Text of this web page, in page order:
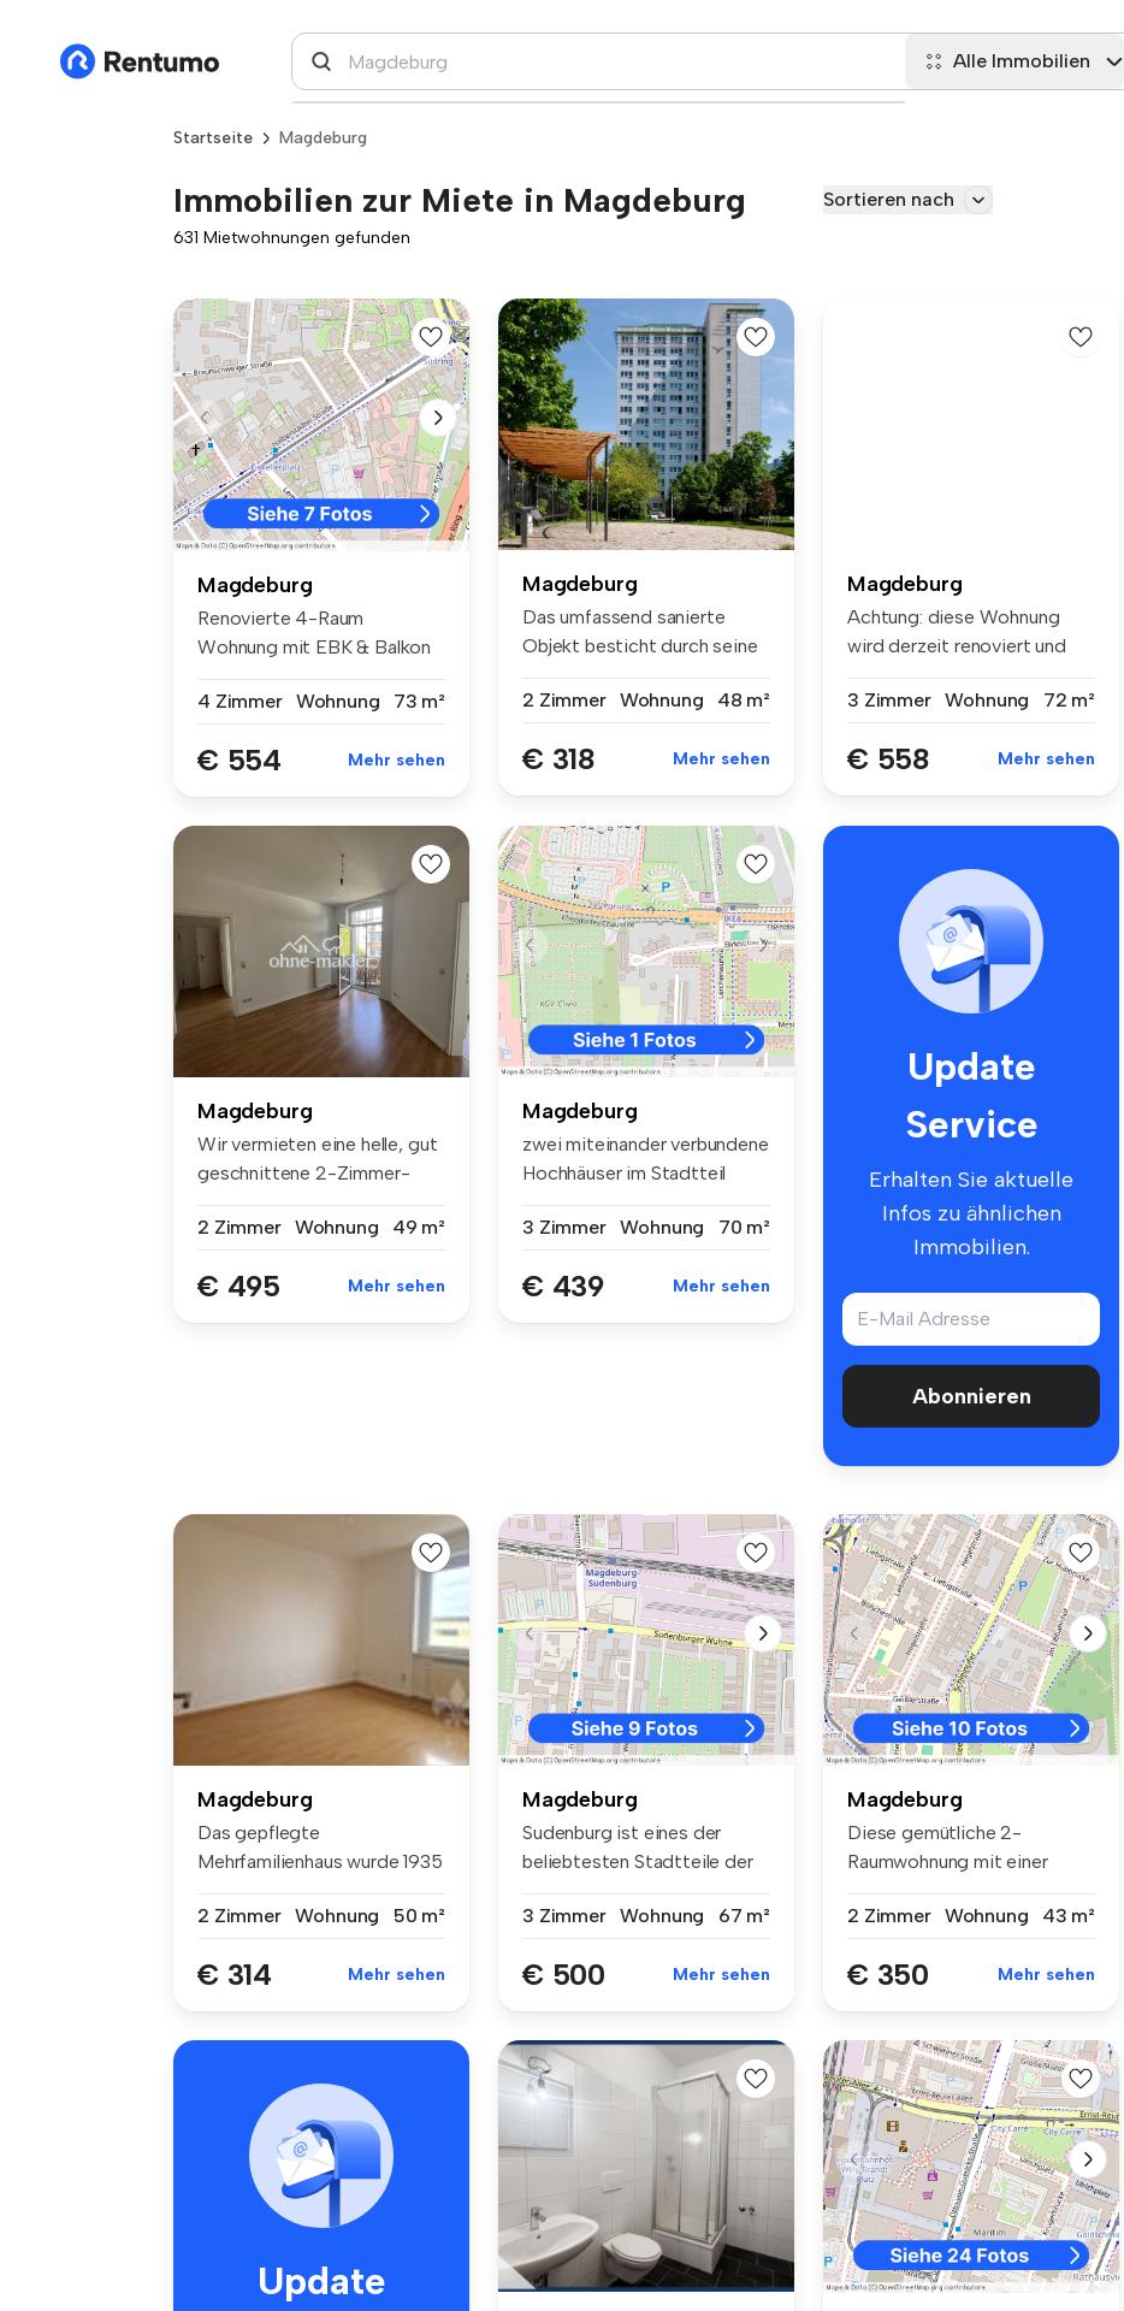
Alle Immobilien
Startseite Magdeburg
Immobilien zur Miete in Magdeburg Sortieren nach
631 Mietwohnungen gefunden
Magdeburg
Renovierte 4-Raum
Wohnung mit EBK & Balkon
4 Zimmer Wohnung 73 m²
€ 554 Mehr sehen
Magdeburg
Das umfassend sanierte
Objekt besticht durch seine
2 Zimmer Wohnung 48 m²
€ 318 Mehr sehen
Magdeburg
Achtung: diese Wohnung
wird derzeit renoviert und
3 Zimmer
Wohnung 72 m²
€ 558 Mehr sehen
Magdeburg
Wir vermieten eine helle, gut
geschnittene 2-Zimmer-
2 Zimmer Wohnung 49 m²
€ 495 Mehr sehen
Magdeburg
zwei miteinander verbundene
Hochhäuser im Stadtteil
3 Zimmer
Wohnung 70 m²
€ 439 Mehr sehen
Update
Service
Erhalten Sie aktuelle
Infos zu ähnlichen
Immobilien.
Abonnieren
Magdeburg
Das gepflegte
Mehrfamilienhaus wurde 1935
2 Zimmer
Wohnung 50 m²
€ 314 Mehr sehen
Magdeburg
Sudenburg ist eines der
beliebtesten Stadtteile der
3 Zimmer
Wohnung 67 m²
€ 500 Mehr sehen
Magdeburg
Diese gemütliche 2-
Raumwohnung mit einer
2 Zimmer Wohnung 43 m²
€ 350 Mehr sehen
Update